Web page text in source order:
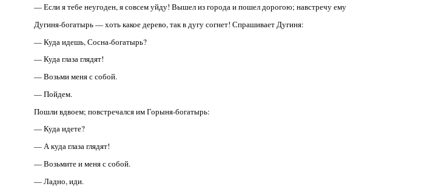
— Если я тебе неугоден, я совсем уйду! Вышел из города и пошел дорогою; навстречу ему
Дугиня-богатырь — хоть какое дерево, так в дугу согнет! Спрашивает Дугиня:
— Куда идешь, Сосна-богатырь?
— Куда глаза глядят!
— Возьми меня с собой.
— Пойдем.
Пошли вдвоем; повстречался им Горыня-богатырь:
— Куда идете?
— А куда глаза глядят!
— Возьмите и меня с собой.
— Ладно, иди.